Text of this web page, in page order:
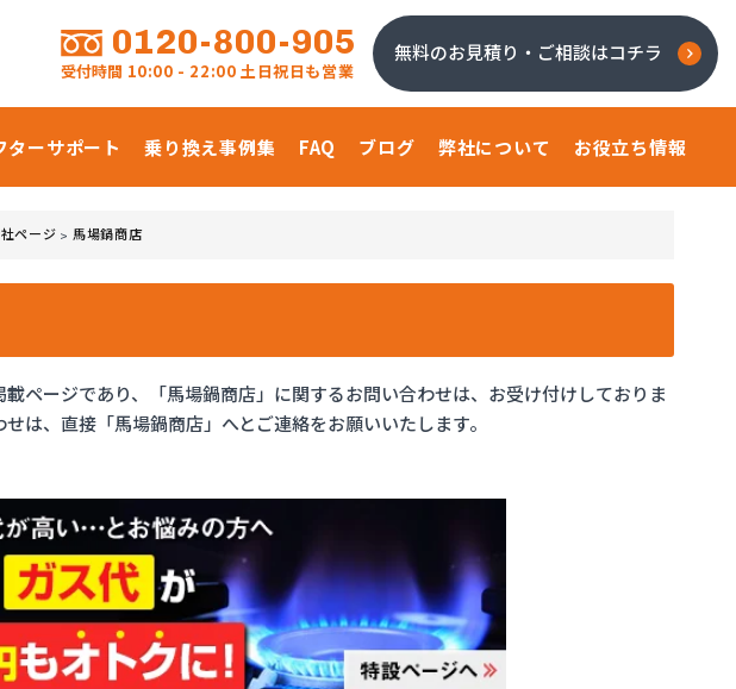
0120-800-905
受付時間 10:00 - 22:00 土日祝日も営業
無料のお見積り・ご相談はコチラ
ターサポート 乗り換え事例集 FAQ ブログ 弊社について お役立ち情報
ページ > 馬場鍋商店
ページであり、「馬場鍋商店」に関するお問い合わせは、お受け付けしておりま
は、直接「馬場鍋商店」へとご連絡をお願いいたします。